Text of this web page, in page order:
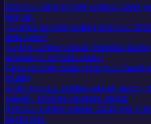
İstanbul canlı sohbet odaları: Daha
ipuçları
Ücretsiz sohbet odaları İstanbul:
anlarsınız?
Türkçe sohbet odaları İstanbul
arkadaşlık sohbet odaları
Gece sohbet odaları İstanbul:
strateji
Mobil uyumlu sohbet odaları &amp;
odaları: 2026’da olmazsa olmaz
İstanbul sohbet odaları 2026 için
seçim testi